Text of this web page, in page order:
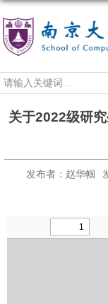
关于2022级研
发布者：赵华帼